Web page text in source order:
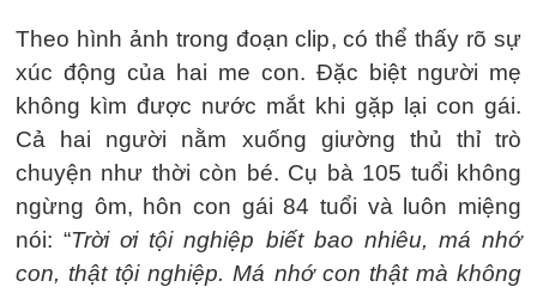
Theo hình ảnh trong đoạn clip, có thể thấy rõ sự
xúc động của hai me con. Đặc biệt người mẹ
không kìm được nước mắt khi gặp lại con gái.
Cả hai người nằm xuống giường thủ thỉ trò
chuyện như thời còn bé. Cụ bà 105 tuổi không
ngừng ôm, hôn con gái 84 tuổi và luôn miệng
nói: “Trời ơi tội nghiệp biết bao nhiêu, má nhớ
con, thật tội nghiệp. Má nhớ con thật mà không